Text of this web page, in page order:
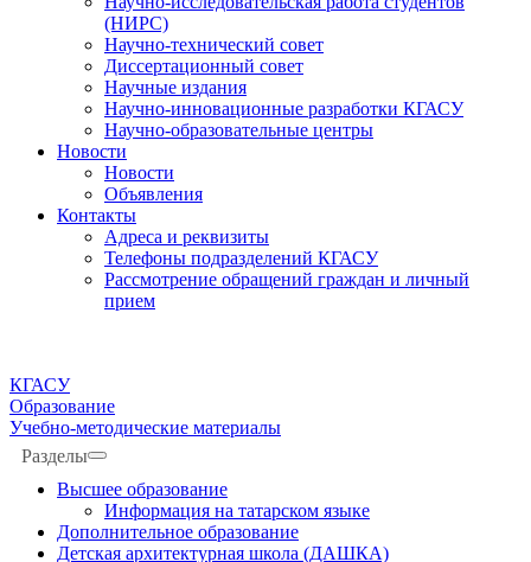
(НИРС)
Научно-технический совет
Диссертационный совет
Научные издания
Научно-инновационные разработки КГАСУ
Научно-образовательные центры
Новости
Новости
Объявления
Контакты
Адреса и реквизиты
Телефоны подразделений КГАСУ
Рассмотрение обращений граждан и личный
прием
КГАСУ
Образование
Учебно-методические материалы
Разделы
Высшее образование
Информация на татарском языке
Дополнительное образование
Детская архитектурная школа (ДАШКА)